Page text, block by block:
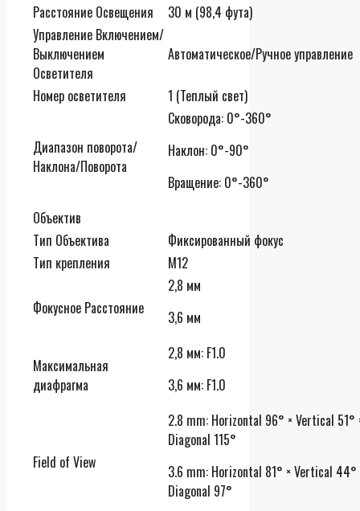
Расстояние Освещения
30 м (98,4 фута)
Управление Включением/
Выключением
Осветителя
Автоматическое/Ручное управление
Номер осветителя 1 (Теплый свет)
Диапазон поворота/
Наклона/Поворота
Сковорода: 0°-360°
Наклон: 0°-90°
Вращение: 0°-360°
Объектив
Тип Объектива
Фиксированный фокус
Тип крепления
М12
Фокусное Расстояние
2,8 мм
3,6 мм
Максимальная
диафрагма
2,8 мм: F1.0
3,6 мм: F1.0
Field of View
2.8 mm: Horizontal 96° × Vertical 51°
Diagonal 115°
3.6 mm: Horizontal 81° × Vertical 44°
Diagonal 97°